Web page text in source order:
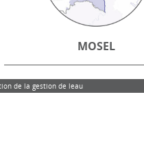
MOSEL
de la gestion de leau